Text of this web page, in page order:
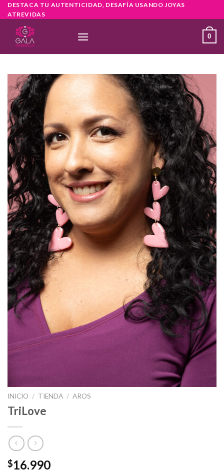
Skip
to
content
DESTACA TU AUTENTICIDAD, DESAFÍA USANDO JOYAS
ATREVIDAS
0
INICIO / TIENDA / AROS
TriLove
$16.990